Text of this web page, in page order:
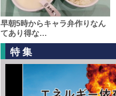
早朝5時からキャラ弁作りなん
てあり得な…
特集